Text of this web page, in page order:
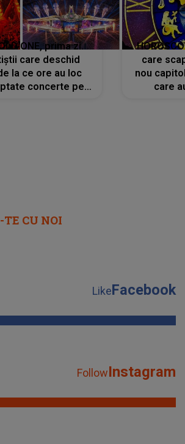
ONE, prima zi.
care deschid
la ce ore au loc
concerte pe
care
nou
care
CU NOI
LikeFacebook
FollowInstagram